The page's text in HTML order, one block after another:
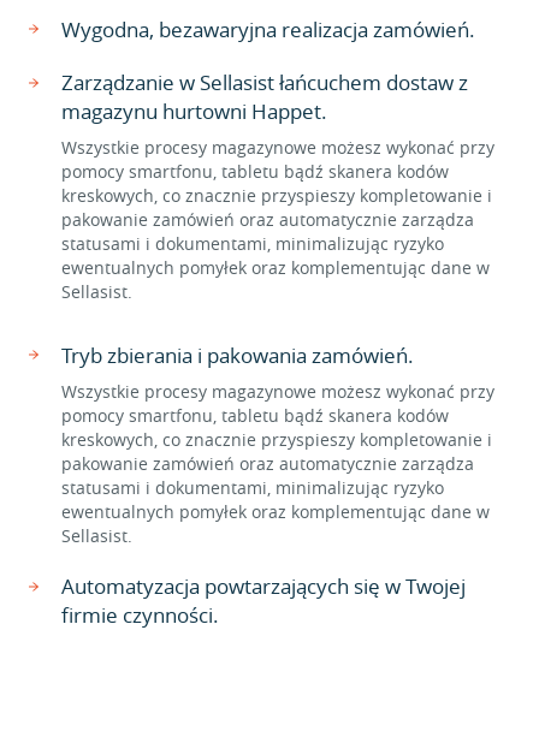
Wygodna, bezawaryjna realizacja zamówień.
Zarządzanie w Sellasist łańcuchem dostaw z
magazynu hurtowni Happet.
Wszystkie procesy magazynowe możesz wykonać przy
pomocy smartfonu, tabletu bądź skanera kodów
kreskowych, co znacznie przyspieszy kompletowanie i
pakowanie zamówień oraz automatycznie zarządza
statusami i dokumentami, minimalizując ryzyko
ewentualnych pomyłek oraz komplementując dane w
Sellasist.
Tryb zbierania i pakowania zamówień.
Wszystkie procesy magazynowe możesz wykonać przy
pomocy smartfonu, tabletu bądź skanera kodów
kreskowych, co znacznie przyspieszy kompletowanie i
pakowanie zamówień oraz automatycznie zarządza
statusami i dokumentami, minimalizując ryzyko
ewentualnych pomyłek oraz komplementując dane w
Sellasist.
Automatyzacja powtarzających się w Twojej
firmie czynności.